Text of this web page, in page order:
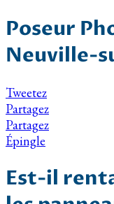
Poseur
Neuville-
Tweetez
Partagez
Partagez
Épingle
Est-il